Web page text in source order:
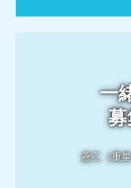
一
鳶工（重